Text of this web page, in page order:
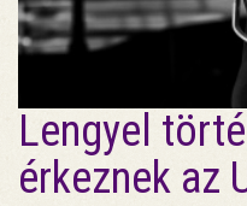
Lengyel
érkeznek az